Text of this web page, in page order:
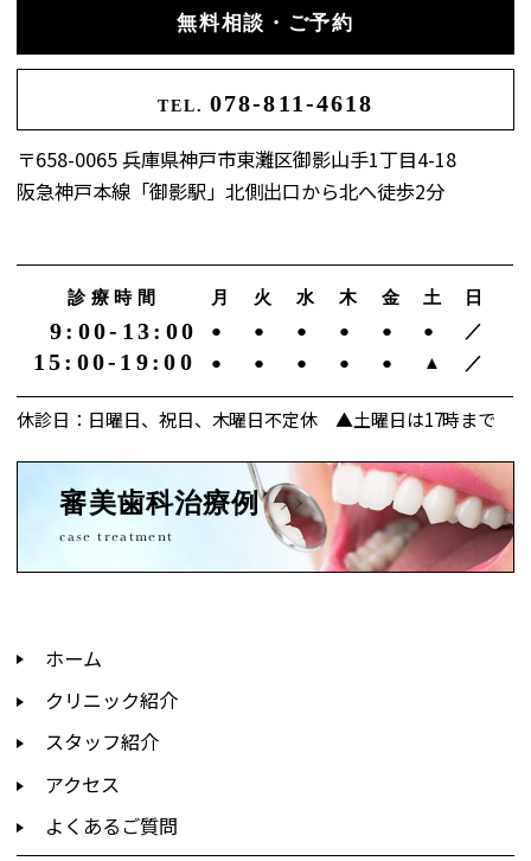
無料相談・ご予約
TEL. 078-811-4618
〒658-0065 兵庫県神戸市東灘区御影山手1丁目4-18
阪急神戸本線「御影駅」北側出口から北へ徒歩2分
審美歯科治療例
case treatment
診療時間 月 火 水 木 金 土 日
9:00-13:00 ● ● ● ● ● ● ／
15:00-19:00 ● ● ● ● ● ▲ ／
休診日：日曜日、祝日、木曜日不定休 ▲土曜日は17時まで
ホーム
クリニック紹介
スタッフ紹介
アクセス
よくあるご質問